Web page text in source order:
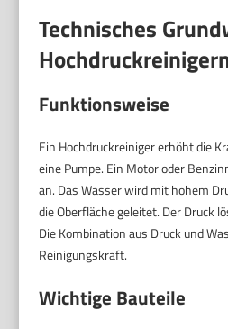
Technisches
Funktionsweise
Ein Hochdruckreiniger erhöht die
eine Pumpe. Ein Motor oder
an. Das Wasser wird mit hohem
die Oberfläche geleitet. Der Druck
Die Kombination aus Druck und
Reinigungskraft.
Wichtige Bauteile